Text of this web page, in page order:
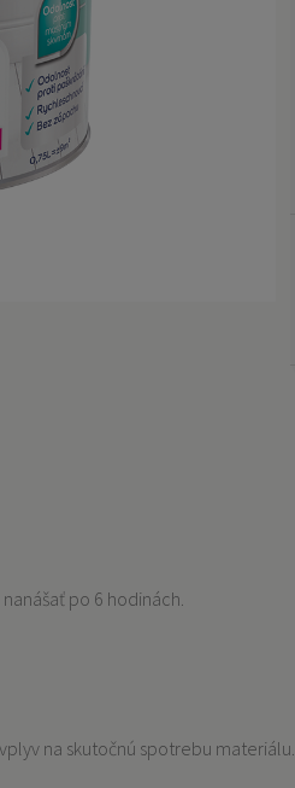
po 6 hodinách.
na skutočnú spotrebu materiálu.